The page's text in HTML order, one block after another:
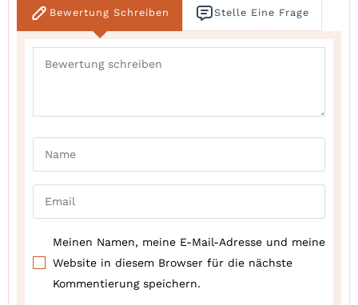
Bewertung Schreiben Stelle Eine Frage
Meinen Namen, meine E-Mail-Adresse und meine
Website in diesem Browser für die nächste
Kommentierung speichern.